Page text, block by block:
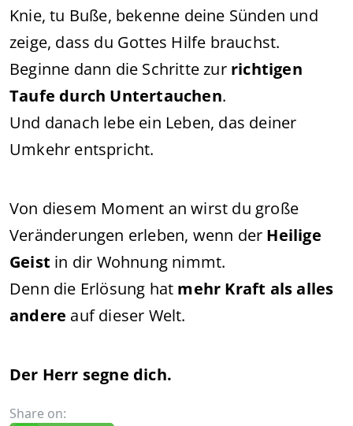
Knie, tu Buße, bekenne deine Sünden und
zeige, dass du Gottes Hilfe brauchst.
Beginne dann die Schritte zur richtigen
Taufe durch Untertauchen.
Und danach lebe ein Leben, das deiner
Umkehr entspricht.
Von diesem Moment an wirst du große
Veränderungen erleben, wenn der Heilige
Geist in dir Wohnung nimmt.
Denn die Erlösung hat mehr Kraft als alles
andere auf dieser Welt.
Der Herr segne dich.
Share on: